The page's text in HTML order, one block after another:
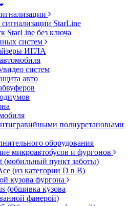
сигнализации StarLine
StarLine без ключа
систем
ИГЛА
видео систем
авто
полиуретановыми
оборудования
микроавтобусов и фургонов
(мобильный пункт заботы)
(из категории D в B)
кузова фургона
(обшивка кузова
фанерой)